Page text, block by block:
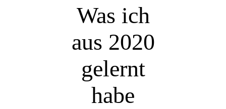
Was ich
aus 2020
gelernt
habe